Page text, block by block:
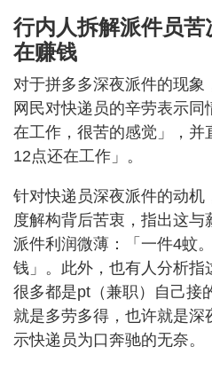
行内人拆解派件员
在赚钱
对于拼多多深夜派件的现象
网民对快递员的辛劳表示
在工作，很苦的感觉」，并
12点还在工作」。
针对快递员深夜派件的动机
度解构背后苦衷，指出这
派件利润微薄：「一件4蚊
钱」。此外，也有人分析指
很多都是pt（兼职）自己接
就是多劳多得，也许就是深
示快递员为口奔驰的无奈。